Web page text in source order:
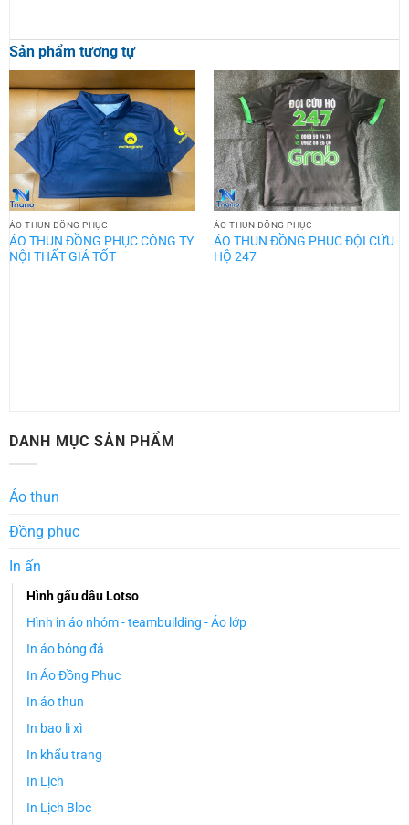
Sản phẩm tương tự
ÁO THUN ĐỒNG PHỤC
ÁO THUN ĐỒNG PHỤC CÔNG TY
NỘI THẤT GIÁ TỐT
ÁO THUN ĐỒNG PHỤC
ÁO THUN ĐỒNG PHỤC ĐỘI CỨU
HỘ 247
DANH MỤC SẢN PHẨM
Áo thun
Đồng phục
In ấn
Hình gấu dâu Lotso
Hình in áo nhóm - teambuilding - Áo lớp
In áo bóng đá
In Áo Đồng Phục
In áo thun
In bao lì xì
In khẩu trang
In Lịch
In Lịch Bloc